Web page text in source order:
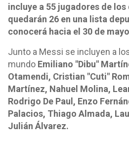
incluye a 55 jugadores de
quedarán 26 en una lista
conocerá hacia el 30 de
Junto a Messi se incluyen a
mundo Emiliano "Dibu"
Otamendi, Cristian "Cuti"
Martínez, Nahuel Molina,
Rodrigo De Paul, Enzo
Palacios, Thiago Almada,
Julián Álvarez.